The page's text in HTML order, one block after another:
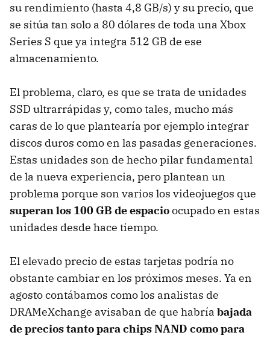
su rendimiento (hasta 4,8 GB/s) y su precio, que
se sitúa tan solo a 80 dólares de toda una Xbox
Series S que ya integra 512 GB de ese
almacenamiento.
El problema, claro, es que se trata de unidades
SSD ultrarrápidas y, como tales, mucho más
caras de lo que plantearía por ejemplo integrar
discos duros como en las pasadas generaciones.
Estas unidades son de hecho pilar fundamental
de la nueva experiencia, pero plantean un
problema porque son varios los videojuegos que
superan los 100 GB de espacioocupado en estas
unidades desde hace tiempo.
El elevado precio de estas tarjetas podría no
obstante cambiar en los próximos meses. Ya en
agosto contábamos como los analistas de
DRAMeXchange avisaban de que habría bajada
de precios tanto para chips NAND como para